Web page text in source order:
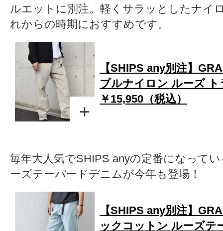
ルエットに別注。軽くサラッとしたナイ
れからの時期におすすめです。
【SHIPS any別注】
ブルナイロン ルーズ
￥15,950（税込）
毎年大人気でSHIPS anyの定番になって
ーズテーパードデニムが今年も登場！
【SHIPS any別注】
ックコットン ルーズテ